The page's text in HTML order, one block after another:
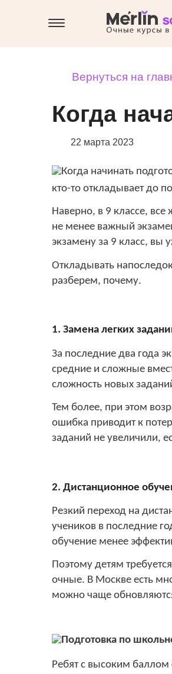
Вернуться на
Когда
22 марта 2023
кто-то откладывает до
Наверно, в 9 классе,
не менее важный
экзамену за 9 класс, вы
Откладывать
разберем, почему.
1. Замена легких
За последние два года
средние и сложные
сложность новых
Тем более, при этом
ошибка приводит к
заданий не увеличили,
2. Дистанционное
Резкий переход на
учеников в последние
обучение менее
Поэтому детям
очные. В Москве есть
можно чаще
Ребят с высоким баллом